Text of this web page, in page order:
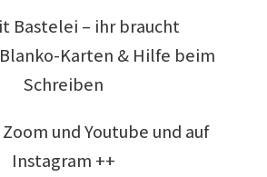
Bastelei – ihr braucht
Karten & Hilfe beim
Schreiben
und Youtube und auf
Instagram ++